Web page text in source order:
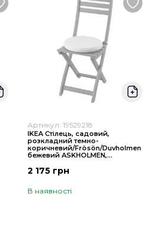
Артикул: 19529218
IKEA Стілець, садовий,
розкладний темно-
коричневий/Frösön/Duvholmen
бежевий ASKHOLMEN,
2 175 грн
В наявності